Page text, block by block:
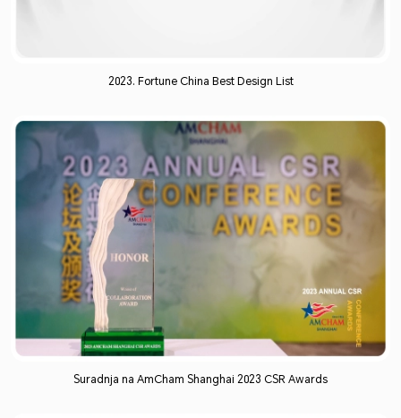
2023. Fortune China Best Design List
Suradnja na AmCham Shanghai 2023 CSR Awards